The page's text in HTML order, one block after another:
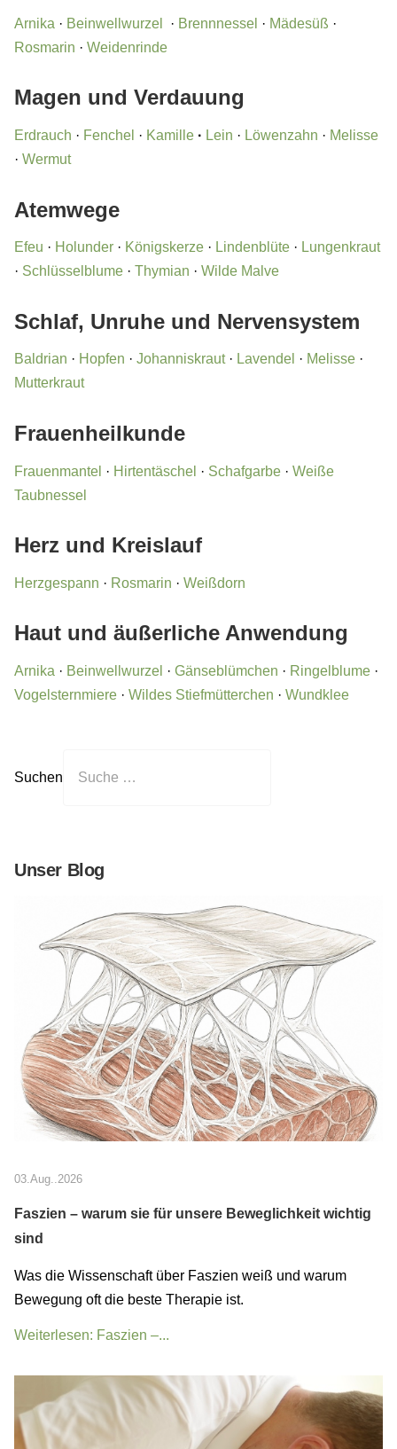
Arnika · Beinwellwurzel · Brennnessel · Mädesüß ·
Rosmarin · Weidenrinde
Magen und Verdauung
Erdrauch · Fenchel · Kamille · Lein · Löwenzahn · Melisse
· Wermut
Atemwege
Efeu · Holunder · Königskerze · Lindenblüte · Lungenkraut
· Schlüsselblume · Thymian · Wilde Malve
Schlaf, Unruhe und Nervensystem
Baldrian · Hopfen · Johanniskraut· Lavendel · Melisse ·
Mutterkraut
Frauenheilkunde
Frauenmantel · Hirtentäschel · Schafgarbe · Weiße
Taubnessel
Herz und Kreislauf
Herzgespann · Rosmarin · Weißdorn
Haut und äußerliche Anwendung
Arnika · Beinwellwurzel · Gänseblümchen · Ringelblume ·
Vogelsternmiere · Wildes Stiefmütterchen · Wundklee
Suchen
Unser Blog
03.Aug..2026
Faszien – warum sie für unsere Beweglichkeit wichtig
sind
Was die Wissenschaft über Faszien weiß und warum
Bewegung oft die beste Therapie ist.
Weiterlesen: Faszien –...